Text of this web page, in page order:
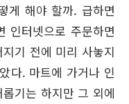
게 해야 할까. 급하면
인터넷으로 주문하면
기 전에 미리 사놓지
다. 마트에 가거나 인
기는 하지만 그 외에